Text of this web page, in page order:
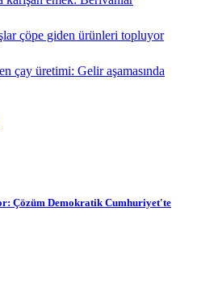
çöpe giden ürünleri topluyor
çay üretimi: Gelir aşamasında
Çözüm Demokratik Cumhuriyet'te